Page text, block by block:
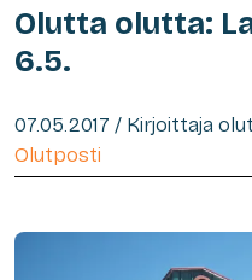
Olutta olutta:
6.5.
07.05.2017 / Kirjoittaja
Olutposti